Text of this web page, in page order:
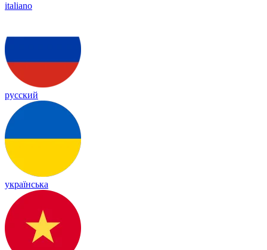
italiano
русский
українська